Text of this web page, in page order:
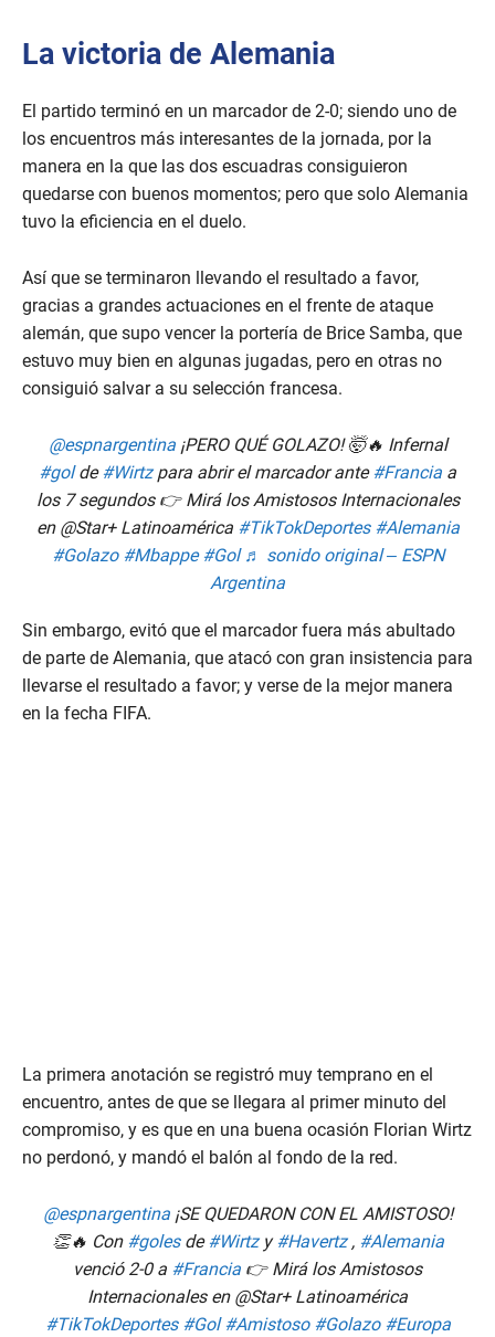
La victoria de Alemania
El partido terminó en un marcador de 2-0; siendo uno de
los encuentros más interesantes de la jornada, por la
manera en la que las dos escuadras consiguieron
quedarse con buenos momentos; pero que solo Alemania
tuvo la eficiencia en el duelo.
Así que se terminaron llevando el resultado a favor,
gracias a grandes actuaciones en el frente de ataque
alemán, que supo vencer la portería de Brice Samba, que
estuvo muy bien en algunas jugadas, pero en otras no
consiguió salvar a su selección francesa.
@espnargentina¡PERO QUÉ GOLAZO! 🤯🔥 Infernal
#golde#Wirtzpara abrir el marcador ante#Francia a
los 7 segundos 👉 Mirá los Amistosos Internacionales
en @Star+ Latinoamérica #TikTokDeportes #Alemania
#Golazo #Mbappe #Gol ♬ sonido original – ESPN
Argentina
Sin embargo, evitó que el marcador fuera más abultado
de parte de Alemania, que atacó con gran insistencia para
llevarse el resultado a favor; y verse de la mejor manera
en la fecha FIFA.
La primera anotación se registró muy temprano en el
encuentro, antes de que se llegara al primer minuto del
compromiso, y es que en una buena ocasión Florian Wirtz
no perdonó, y mandó el balón al fondo de la red.
@espnargentina¡SE QUEDARON CON EL AMISTOSO!
👏🔥 Con #golesde#Wirtzy#Havertz, #Alemania
venció 2-0 a #Francia 👉 Mirá los Amistosos
Internacionales en @Star+ Latinoamérica
#TikTokDeportes #Gol #Amistoso #Golazo #Europa